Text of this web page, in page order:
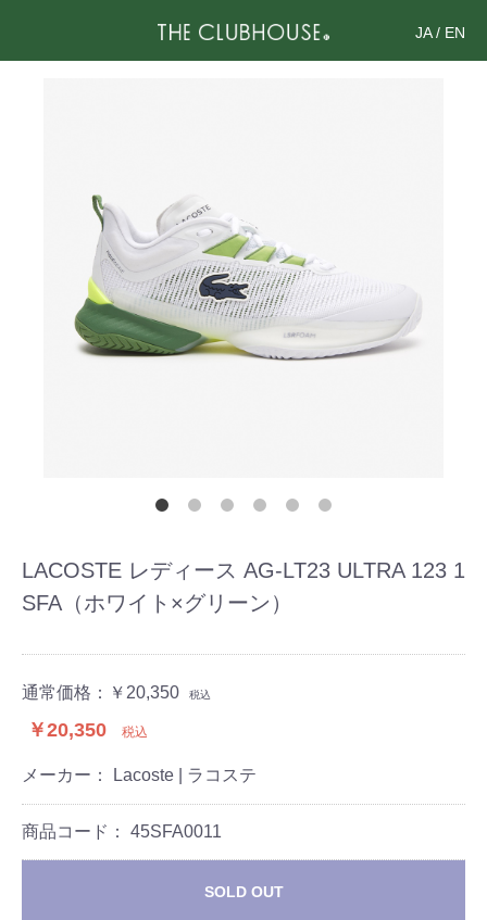
JA/ EN
LACOSTE レディース AG-LT23 ULTRA 123 1
SFA（ホワイト×グリーン）
通常価格： ￥20,350 税込
￥20,350 税込
メーカー： Lacoste | ラコステ
商品コード： 45SFA0011
SOLD OUT